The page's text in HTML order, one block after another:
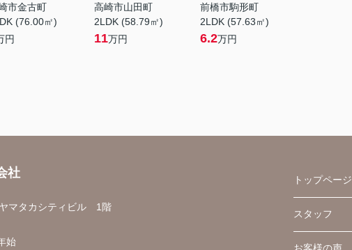
市金古町
(76.00㎡)
円
高崎市山田町
2LDK (58.79㎡)
11万円
前橋市駒形町
2LDK (57.63㎡)
6.2万円
社
マタカシティビル 1階
始
トップページ
スタッフ